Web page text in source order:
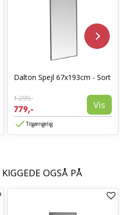
Dalton Spejl 67x193cm - Sort
1.299,-
779,- Vis
Tilgængelig
OGSÅ PÅ